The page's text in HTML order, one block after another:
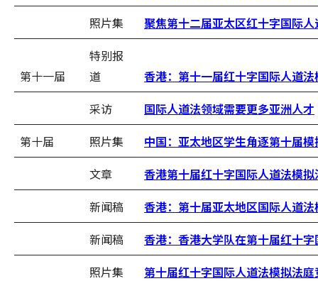
照片集
聚焦第十二届亚太区红十字国际
第十一届
特别报
道
香港：第十一届红十字国际人道
采访
国际人道法领域需要更多亚洲人才
第十届
照片集
中国：亚太地区学生角逐第十届
文章
香港第十届红十字国际人道法模
新闻稿
香港：第十届亚太地区国际人道
新闻稿
香港：香港大学队在第十届红十
照片集
第十届红十字国际人道法模拟法